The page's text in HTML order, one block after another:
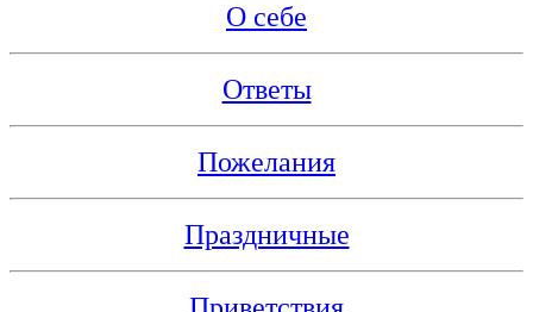
О себе
Ответы
Пожелания
Праздничные